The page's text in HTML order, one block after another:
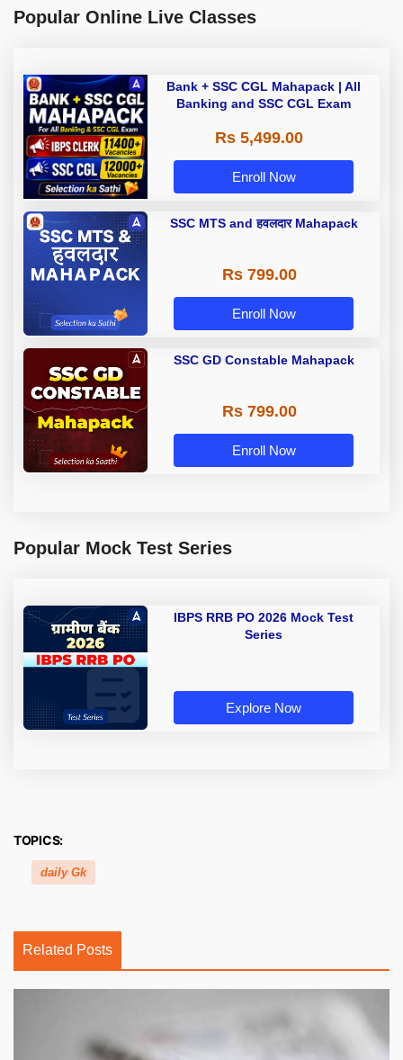
Popular Online Live Classes
Bank + SSC CGL Mahapack | All
Banking and SSC CGL Exam
Rs 5,499.00
Enroll Now
SSC MTS and हवलदार Mahapack
Rs 799.00
Enroll Now
SSC GD Constable Mahapack
Rs 799.00
Enroll Now
Popular Mock Test Series
IBPS RRB PO 2026 Mock Test
Series
Explore Now
TOPICS:
daily Gk
Related Posts